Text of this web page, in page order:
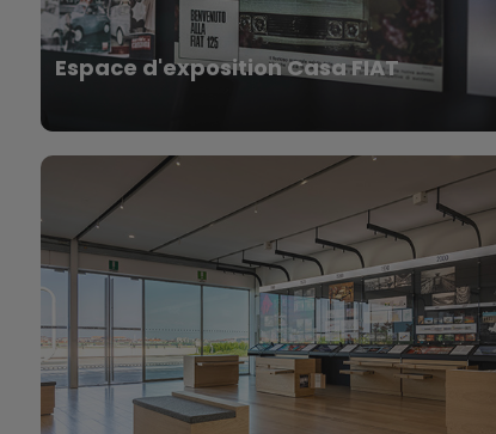
Espace d'exposition Casa FIAT